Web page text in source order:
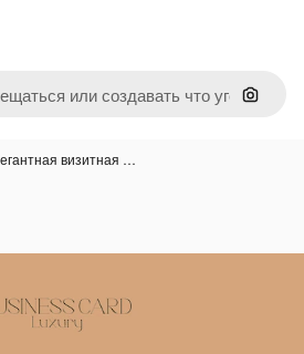
Поиск
визитная …